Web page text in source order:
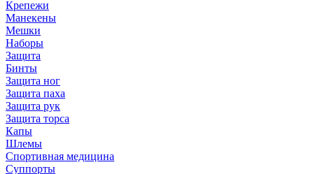
Крепежи
Манекены
Мешки
Наборы
Защита
Бинты
Защита ног
Защита паха
Защита рук
Защита торса
Капы
Шлемы
Спортивная медицина
Суппорты